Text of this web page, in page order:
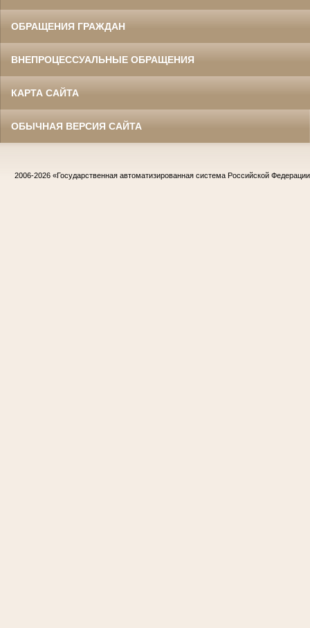
ОБРАЩЕНИЯ ГРАЖДАН
ВНЕПРОЦЕССУАЛЬНЫЕ ОБРАЩЕНИЯ
КАРТА САЙТА
ОБЫЧНАЯ ВЕРСИЯ САЙТА
2006-2026 «Государственная автоматизированная система Российской